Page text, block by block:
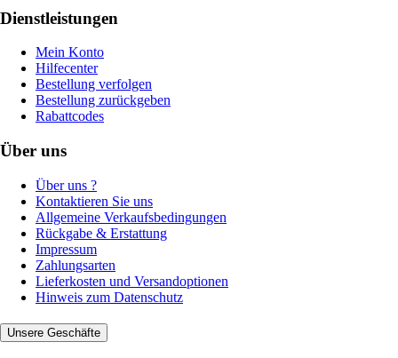
Dienstleistungen
Mein Konto
Hilfecenter
Bestellung verfolgen
Bestellung zurückgeben
Rabattcodes
Über uns
Über uns ?
Kontaktieren Sie uns
Allgemeine Verkaufsbedingungen
Rückgabe & Erstattung
Impressum
Zahlungsarten
Lieferkosten und Versandoptionen
Hinweis zum Datenschutz
Unsere Geschäfte